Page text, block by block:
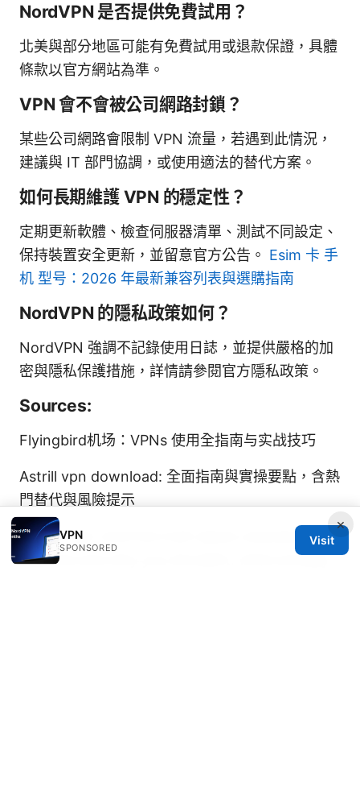
NordVPN 是否提供免費試用？
北美與部分地區可能有免費試用或退款保證，具體
條款以官方網站為準。
VPN 會不會被公司網路封鎖？
某些公司網路會限制 VPN 流量，若遇到此情況，
建議與 IT 部門協調，或使用適法的替代方案。
如何長期維護 VPN 的穩定性？
定期更新軟體、檢查伺服器清單、測試不同設定、
保持裝置安全更新，並留意官方公告。 Esim 卡 手
机 型号：2026 年最新兼容列表與選購指南
NordVPN 的隱私政策如何？
NordVPN 強調不記錄使用日誌，並提供嚴格的加
密與隱私保護措施，詳情請參閱官方隱私政策。
Sources:
Flyingbird机场：VPNs 使用全指南与实战技巧
Astrill vpn download: 全面指南與實操要點，含熱
門替代與風險提示
Proton vpn mod the truth about unlocking
features and why you shouldnt: what actually
×
VPN
SPONSORED
Visit